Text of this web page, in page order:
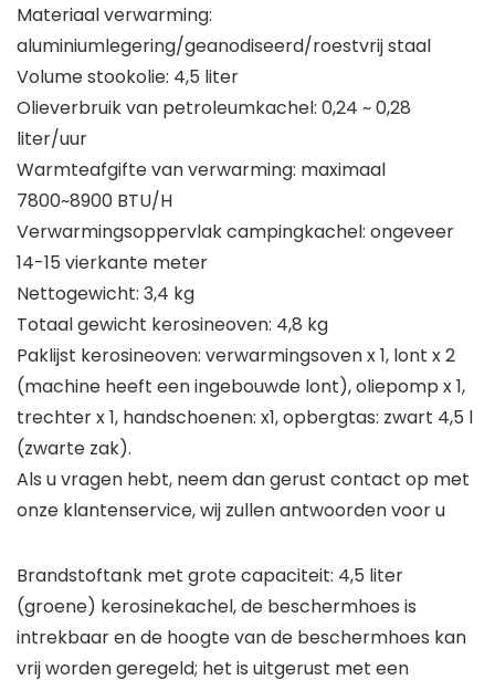
Materiaal verwarming:
aluminiumlegering/geanodiseerd/roestvrij staal
Volume stookolie: 4,5 liter
Olieverbruik van petroleumkachel: 0,24 ~ 0,28
liter/uur
Warmteafgifte van verwarming: maximaal
7800~8900 BTU/H
Verwarmingsoppervlak campingkachel: ongeveer
14-15 vierkante meter
Nettogewicht: 3,4 kg
Totaal gewicht kerosineoven: 4,8 kg
Paklijst kerosineoven: verwarmingsoven x 1, lont x 2
(machine heeft een ingebouwde lont), oliepomp x 1,
trechter x 1, handschoenen: x1, opbergtas: zwart 4,5 l
(zwarte zak).
Als u vragen hebt, neem dan gerust contact op met
onze klantenservice, wij zullen antwoorden voor u
Brandstoftank met grote capaciteit: 4,5 liter
(groene) kerosinekachel, de beschermhoes is
intrekbaar en de hoogte van de beschermhoes kan
vrij worden geregeld; het is uitgerust met een